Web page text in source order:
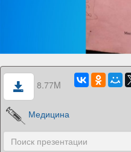
8.77M
Медицина